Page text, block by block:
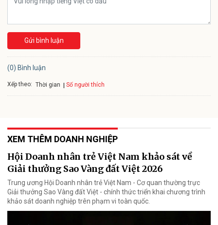
Gửi bình luận
(0) Bình luận
Xếp theo: Thời gian Số người thích
XEM THÊM DOANH NGHIỆP
Hội Doanh nhân trẻ Việt Nam khảo sát về
Giải thưởng Sao Vàng đất Việt 2026
Trung ương Hội Doanh nhân trẻ Việt Nam - Cơ quan thường trực
Giải thưởng Sao Vàng đất Việt - chính thức triển khai chương trình
khảo sát doanh nghiệp trên phạm vi toàn quốc.